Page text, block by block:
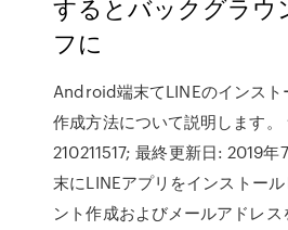
するとバックグラウ
フに
Android端末てLINEのインスト
作成方法について説明します。
210211517; 最終更新日: 2019
末にLINEアプリをインストー
ント作成およびメールアドレ